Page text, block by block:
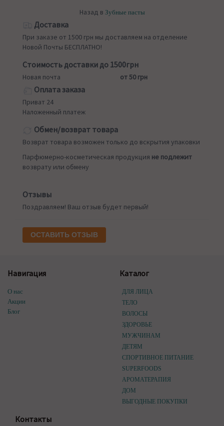
Назад в Зубные пасты
Доставка
При заказе от 1500 грн мы доставляем на отделение
Новой Почты БЕСПЛАТНО!
Стоимость доставки до 1500грн
Новая почта от 50 грн
Оплата заказа
Приват 24
Наложенный платеж
Обмен/возврат товара
Возврат товара возможен только до вскрытия упаковки
Парфюмерно-косметическая продукция не подлежит
возврату или обмену
Отзывы
Поздравляем! Ваш отзыв будет первый!
ОСТАВИТЬ ОТЗЫВ
Навигация
О нас
Акции
Блог
Каталог
ДЛЯ ЛИЦА
ТЕЛО
ВОЛОСЫ
ЗДОРОВЬЕ
МУЖЧИНАМ
ДЕТЯМ
СПОРТИВНОЕ ПИТАНИЕ
SUPERFOODS
АРОМАТЕРАПИЯ
ДОМ
ВЫГОДНЫЕ ПОКУПКИ
Контакты